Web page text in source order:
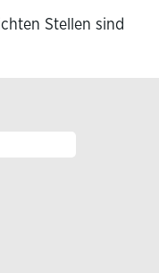
Stellen sind